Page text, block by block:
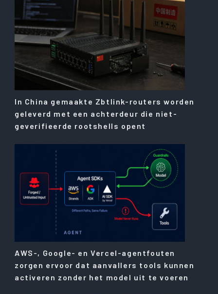
In China gemaakte Zbtlink-routers worden
geleverd met een achterdeur die niet-
geverifieerde rootshells opent
AWS-, Google- en Vercel-agentfouten
zorgen ervoor dat aanvallers tools kunnen
activeren zonder het model uit te voeren